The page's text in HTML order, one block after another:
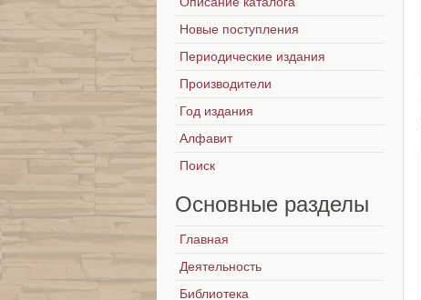
Новые поступления
Периодические издания
Производители
Год издания
Алфавит
Поиск
Основные разделы
Главная
Деятельность
Библиотека